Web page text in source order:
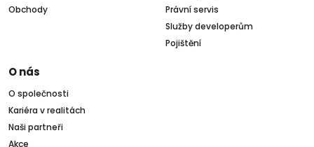
Obchody
Právní servis
Služby developerům
Pojištění
O nás
O společnosti
Kariéra v realitách
Naši partneři
Akce